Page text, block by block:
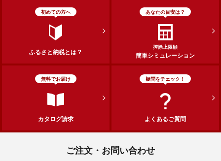
初めての方へ
ふるさと納税とは？
あなたの目安は？
控除上限額
簡単シミュレーション
無料でお届け
カタログ請求
疑問をチェック！
よくあるご質問
ご注文・お問い合わせ